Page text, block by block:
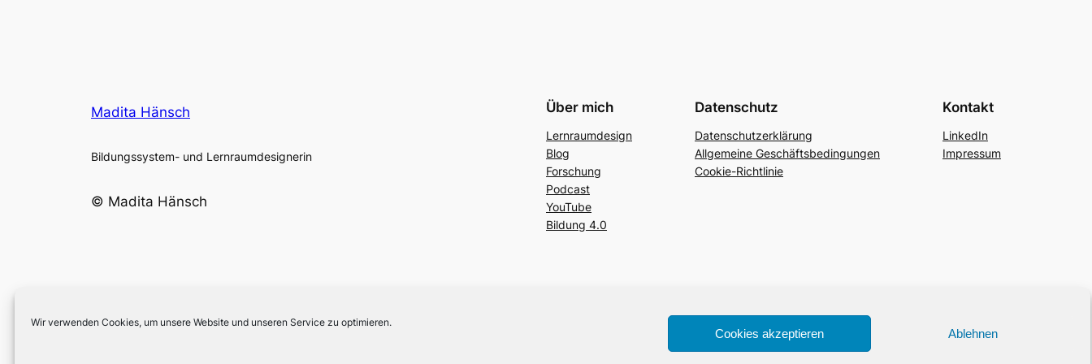
Wir verwenden Cookies, um unsere Website und unseren Service zu optimieren.
Cookies akzeptieren Ablehnen
Madita Hänsch
Bildungssystem- und Lernraumdesignerin
© Madita Hänsch
Über mich
Lernraumdesign
Blog
Forschung
Podcast
YouTube
Bildung 4.0
Datenschutz
Datenschutzerklärung
Allgemeine Geschäftsbedingungen
Cookie-Richtlinie
Kontakt
LinkedIn
Impressum